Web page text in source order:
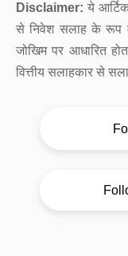
Disclaimer: ये
से निवेश सलाह के रूप में
जोखिम पर आधारित
वित्तीय सलाहकार से